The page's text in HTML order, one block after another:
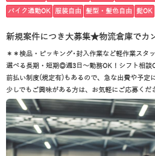
バイク通勤OK 服装自由 髪型・髪色自由 髭OK
新規案件につき大募集★物流倉庫でカ
＊＊検品・ピッキング･封入作業など軽作業スタ
選べる長期・短期◎週3日～勤務OK！シフト相談
前払い制度(規定有)もあるので、急な出費や予定
少しでもご興味がある方は、お気軽にご応募くだ